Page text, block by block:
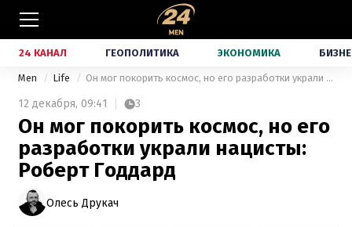
24 КАНАЛ ГЕОПОЛИТИКА ЭКОНОМИКА
Men Life Он мог покорить космос, но его разработки украли нацисты: Роберт Годдард
12 декабря, 09:41 3
Он мог покорить космос, но его
разработки украли нацисты:
Роберт Годдард
Олесь Друкач